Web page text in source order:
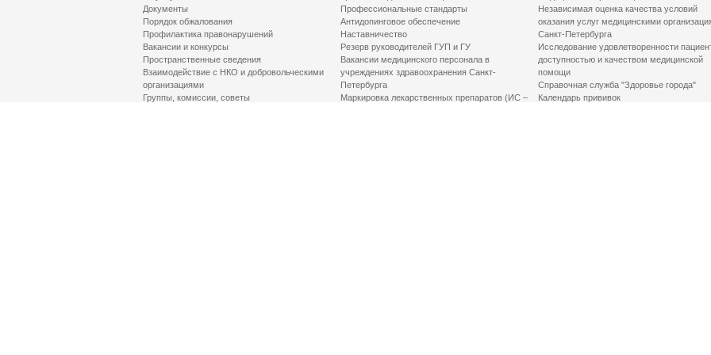
Документы
Порядок обжалования
Профилактика правонарушений
Вакансии и конкурсы
Пространственные сведения
Взаимодействие с НКО и добровольческими
организациями
Группы, комиссии, советы
Профессиональные стандарты
Антидопинговое обеспечение
Наставничество
Резерв руководителей ГУП и ГУ
Вакансии медицинского персонала в
учреждениях здравоохранения Санкт-
Петербурга
Маркировка лекарственных препаратов (ИС –
Независимая оценка качества условий
оказания услуг медицинскими
Санкт-Петербурга
Исследование удовлетворенности
доступностью и качеством медицинской
помощи
Справочная служба "Здоровье города"
Календарь прививок